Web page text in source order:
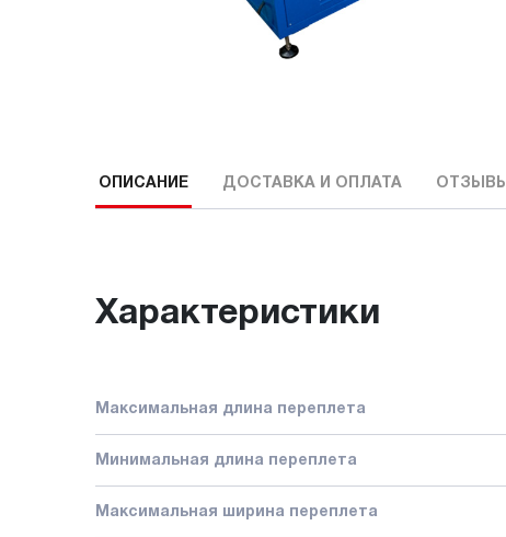
ОПИСАНИЕ ДОСТАВКА И ОПЛАТА ОТЗЫВЫ
Характеристики
Максимальная длина переплета
Минимальная длина переплета
Максимальная ширина переплета